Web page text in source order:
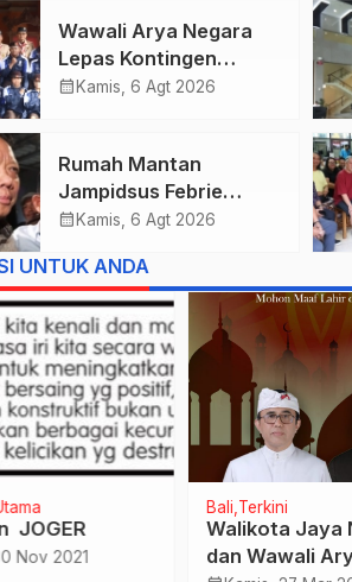
Wawali Arya Negara
Lepas Kontingen
Kwarcab Denpasar
2026.
calendar_month Kamis, 6 Agt 2026
Rumah Mantan
Jampidsus Febrie
Adriansyah Digeledah
Agung, Dokumen
Dugaan TPPU Disita
calendar_month Kamis, 6 Agt 2026
UNTUK ANDA
2021
Bali Terkini
Walikota Jaya
dan Wawali Arya